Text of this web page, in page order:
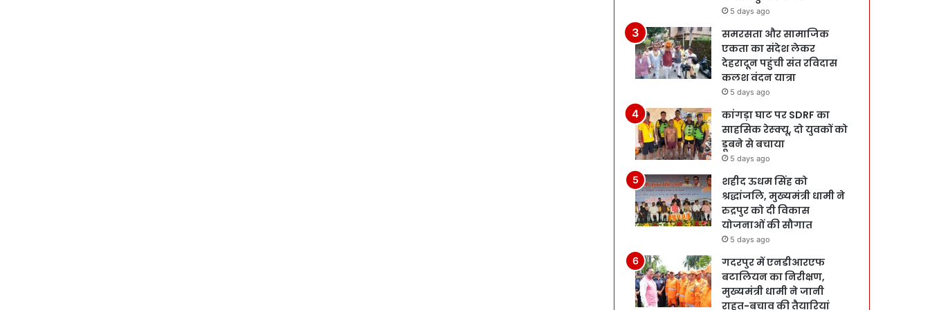
5 days ago
समरसता और सामाजिक
एकता का संदेश लेकर
देहरादून पहुंची संत रविदास
कलश वंदन यात्रा
5 days ago
कांगड़ा घाट पर SDRF का
साहसिक रेस्क्यू, दो युवकों को
डूबने से बचाया
5 days ago
शहीद ऊधम सिंह को
श्रद्धांजलि, मुख्यमंत्री धामी ने
रुद्रपुर को दी विकास
योजनाओं की सौगात
5 days ago
गदरपुर में एनडीआरएफ
बटालियन का निरीक्षण,
मुख्यमंत्री धामी ने जानी
राहत-बचाव की तैयारियां